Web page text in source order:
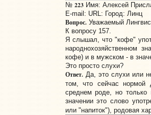
№ 223Имя: Алексей
E-mail: URL: Город: Линц
Вопрос.Уважаемый
К вопросу 157.
Я слышал, что "кофе"
народнохозяйственном
кофе) и в мужском - в
Это просто слухи?
Ответ.Да, это слухи или
том, что сейчас нормой
среднем роде, но только
значении это слово
или "напиток"), родовая